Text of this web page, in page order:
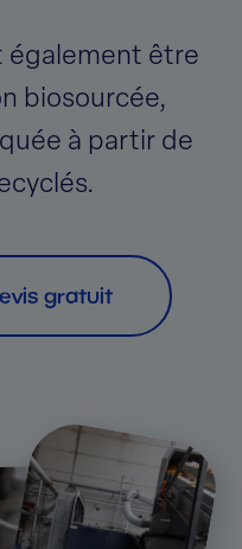
également être
biosourcée,
à partir de
gratuit